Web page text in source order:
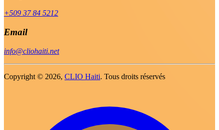
+509 37 84 5212
Email
info@cliohaiti.net
Copyright © 2026, CLIO Haiti. Tous droits réservés